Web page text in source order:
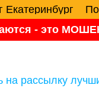
Екатеринбург
- это
на рассылку